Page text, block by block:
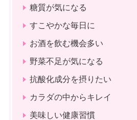
糖質が気になる
すこやかな毎日に
お酒を飲む機会多い
野菜不足が気になる
抗酸化成分を摂りたい
カラダの中からキレイ
美味しい健康習慣